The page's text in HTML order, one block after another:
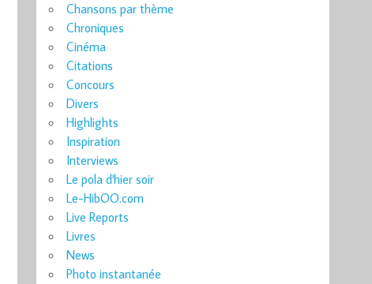
Chansons par thème
Chroniques
Cinéma
Citations
Concours
Divers
Highlights
Inspiration
Interviews
Le pola d'hier soir
Le-HibOO.com
Live Reports
Livres
News
Photo instantanée